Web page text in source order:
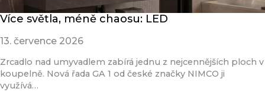
Více světla, méně chaosu: LED
13. července 2026
Zrcadlo nad umyvadlem zabírá jednu z nejcennějších ploch v
koupelně. Nová řada GA 1 od české značky NIMCO ji
využívá…